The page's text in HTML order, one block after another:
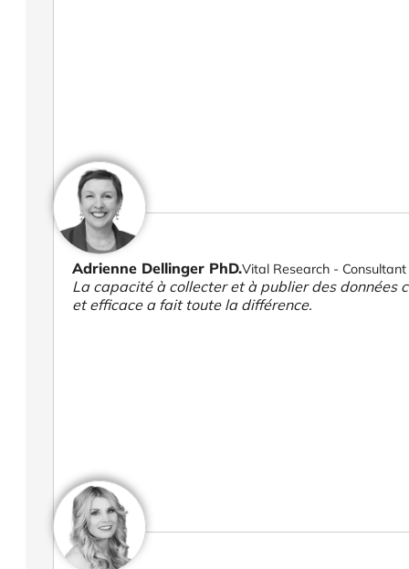
Adrienne Dellinger PhD.Vital Research -
La capacité à collecter et à publier des
et efficace a fait toute la différence.